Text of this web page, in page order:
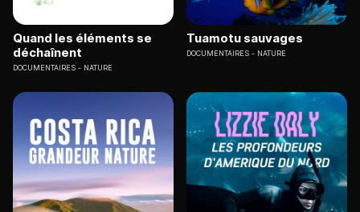
Quand les éléments se
déchaînent
DOCUMENTAIRES NATURE
Tuamotu sauvages
DOCUMENTAIRES NATURE